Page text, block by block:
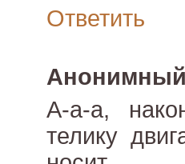
Ответить
Анонимный
А-а-а,
телику